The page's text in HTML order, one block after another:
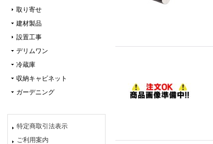
取り寄せ
建材製品
設置工事
デリムワン
冷蔵庫
収納キャビネット
ガーデニング
特定商取引法表示
ご利用案内